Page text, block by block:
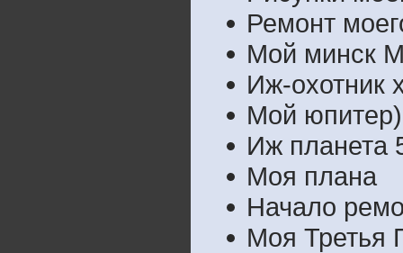
Ремонт
Мой минск
Иж-охотник
Мой юпитер)
Иж планета
Моя плана
Начало
Моя Третья